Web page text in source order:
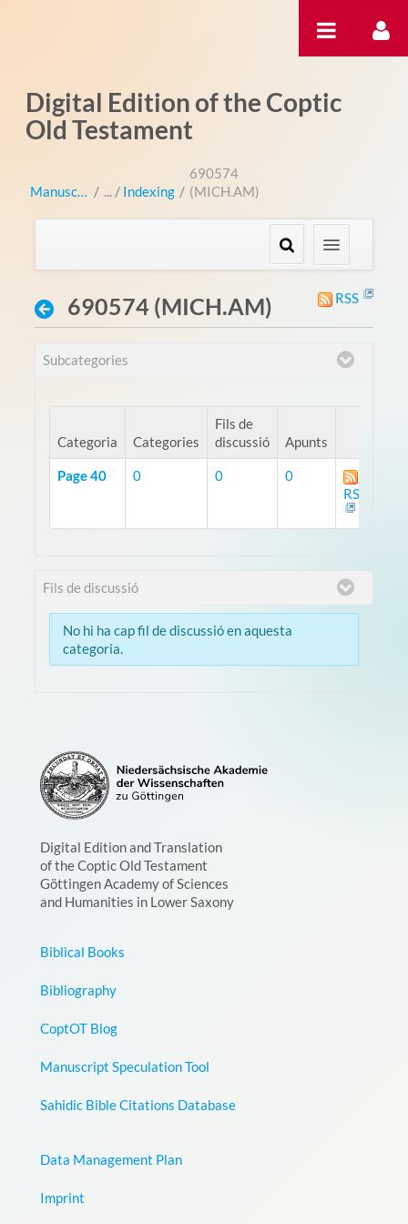
Digital Edition of the Coptic
Old Testament
Manuscripts / Indexing /
690574
(MICH.AM)
RSS
690574 (MICH.AM)
Subcategories
Categoria Categories
Fils de
discussió
Apunts
Page 40 0 0
0
RSS
Fils de discussió
No hi ha cap fil de discussió en aquesta
categoria.
Digital Edition and Translation
of the Coptic Old Testament
Göttingen Academy of Sciences
and Humanities in Lower Saxony
Biblical Books
Bibliography
CoptOT Blog
Manuscript Speculation Tool
Sahidic Bible Citations Database
Data Management Plan
Imprint